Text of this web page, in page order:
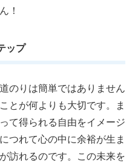
！
ップ
のりは簡単ではありません
とが何よりも大切です。ま
て得られる自由をイメージ
つれて心の中に余裕が生ま
訪れるのです。この未来を